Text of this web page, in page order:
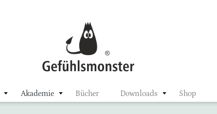
Akademie Bücher Downloads Shop